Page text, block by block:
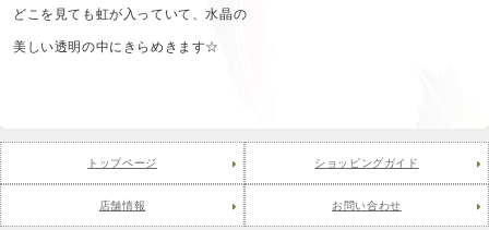
どこを見ても虹が入っていて、水晶の
美しい透明の中にきらめきます☆
トップページ ショッピングガイド
店舗情報 お問い合わせ